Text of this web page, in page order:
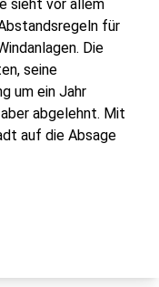
sieht vor allem
für
Die
seine
um ein Jahr
abgelehnt. Mit
auf die Absage